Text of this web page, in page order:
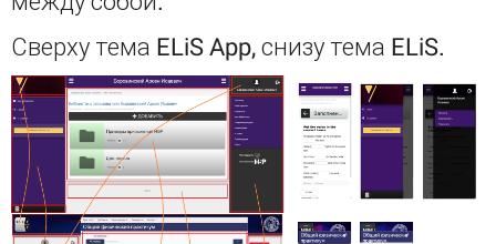
Сверху тема ELiS App, снизу тема ELiS.